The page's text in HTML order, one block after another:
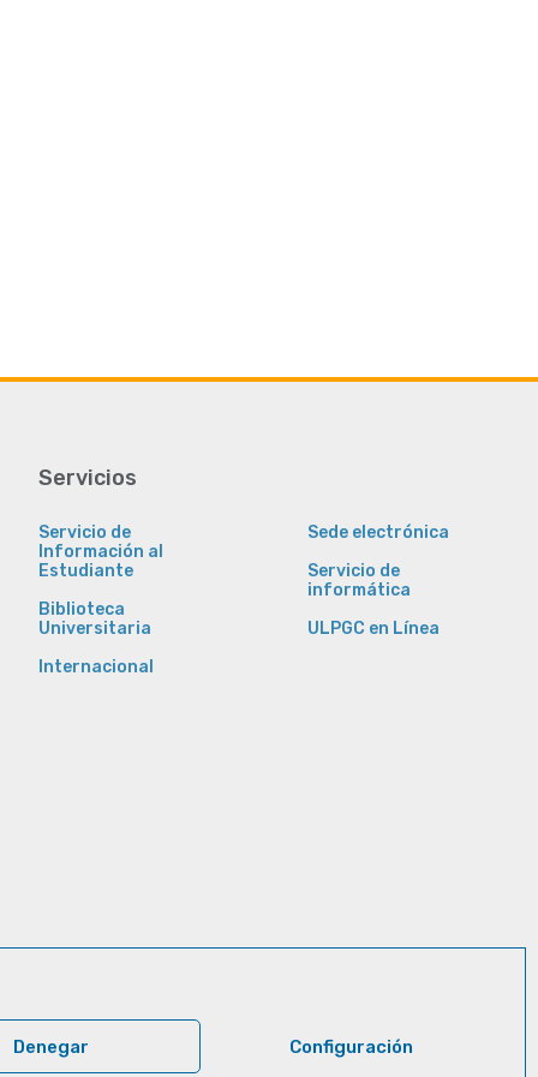
Denegar Configuración
Servicios
Servicio de
Información al
Estudiante
Biblioteca
Universitaria
Internacional
Sede electrónica
Servicio de
informática
ULPGC en Línea